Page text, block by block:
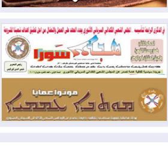
2026-08-03
أوامر بإجلاء 60 ألف شخص
بسبب الحرائق في ولاية واشنطن
2026-08-02
مشروع "حسابي" يُمهل
الموظفين حتى نهاية أغسطس لاستلام
بطاقاتهم المصرفية
2026-08-02دمشق وعمّان تحذران بغداد:
أي هجوم من أراضي العراق سيواجه برد